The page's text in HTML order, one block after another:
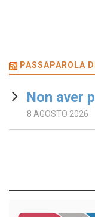
PASSAPAROLA
Non aver
8 AGOSTO 2026